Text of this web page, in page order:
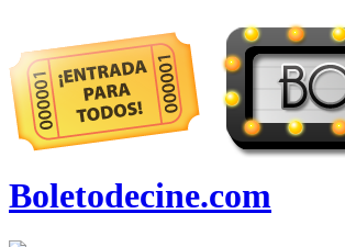
Boletodecine.com